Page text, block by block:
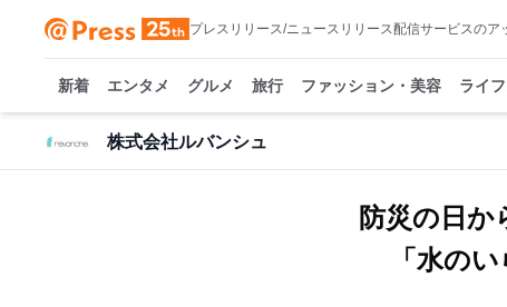
プレスリリース/ニュースリリース配信サービスのア
新着 エンタメ グルメ 旅行 ファッション・美容 ライ
株式会社ルバンシュ
防災の日
「水の